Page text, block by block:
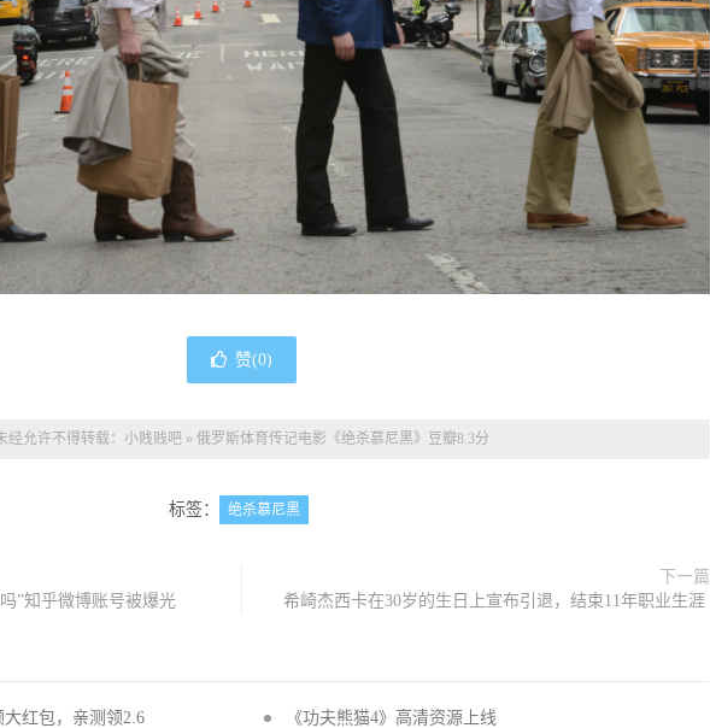
赞(0)
经允许不得转载： 小贱贱吧 » 俄罗斯体育传记电影《绝杀慕尼黑》豆瓣8.3分
标签： 绝杀慕尼黑
”知乎微博账号被爆光
下一篇
希崎杰西卡在30岁的生日上宣布引退，结束11年职业生涯 ​​​​
红包，亲测领2.6 《功夫熊猫4》高清资源上线